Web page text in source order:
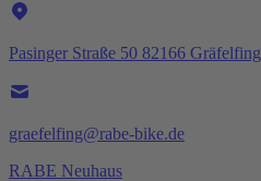
Pasinger Straße 50 82166 Gräfelfing
graefelfing@rabe-bike.de
RABE Neuhaus